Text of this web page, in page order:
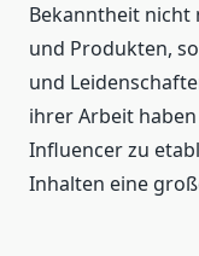
Bekanntheit
und Produkten,
und
ihrer Arbeit
Influencer zu
Inhalten eine